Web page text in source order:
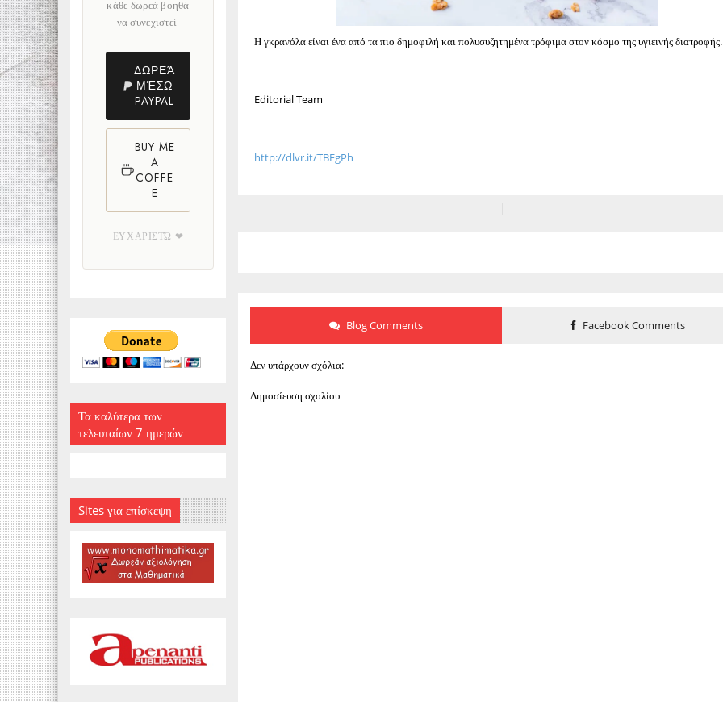
κάθε δωρεά βοηθά
να συνεχιστεί.
ΔΩΡΕΆ
ΜΈΣΩ
PAYPAL
BUY ME
A
COFFE
E
ΕΥΧΑΡΙΣΤΏ ❤
Τα καλύτερα των
τελευταίων 7 ημερών
Sites για επίσκεψη
Η γκρανόλα είναι ένα από τα πιο δημοφιλή και πολυσυζητημένα τρόφιμα στον κόσμο της υγιεινής διατροφής.
Editorial Team
http://dlvr.it/TBFgPh
Blog Comments Facebook Comments
Δεν υπάρχουν σχόλια:
Δημοσίευση σχολίου